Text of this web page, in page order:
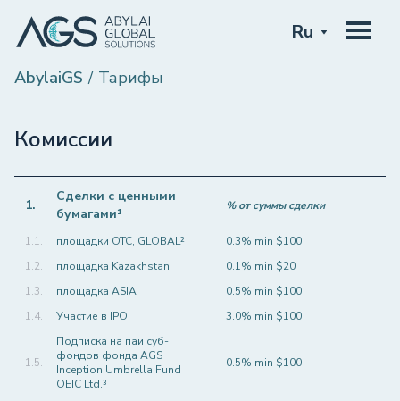
Ru
AbylaiGS Тарифы
Комиссии
1.
Сделки с ценными
бумагами¹
% от суммы сделки
1.1. площадки OTC, GLOBAL²
0.3% min $100
1.2.
площадка Kazakhstan
0.1% min $20
1.3.
площадка ASIA
0.5% min $100
1.4.
Участие в IPO 3.0% min $100
1.5.
Подписка на паи суб-
фондов фонда AGS
Inception Umbrella Fund
OEIC Ltd.³
0.5% min $100